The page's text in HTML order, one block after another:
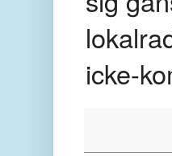
icke-